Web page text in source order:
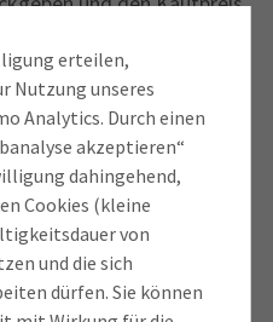
erteilen,
Nutzung unseres
Analytics. Durch einen
akzeptieren“
dahingehend,
Cookies (kleine
von
und die sich
dürfen. Sie können
für eine Reparatur haben
zwei Reparaturversuche
scheitert, darf der
und sein Geld
muss die Wahl der Art
Kunden akzeptieren, es